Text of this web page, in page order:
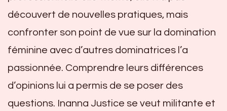
découvert de nouvelles pratiques, mais
confronter son point de vue sur la domination
féminine avec d’autres dominatrices l’a
passionnée. Comprendre leurs différences
d’opinions lui a permis de se poser des
questions. Inanna Justice se veut militante et